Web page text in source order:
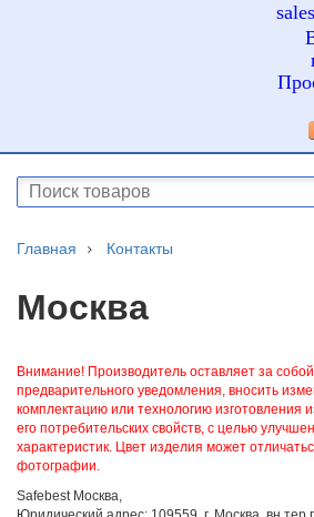
Главная Контакты
Москва
Внимание! Производитель оставляет за
предварительного уведомления, вносить
комплектацию или технологию изготовления
его потребительских свойств, с целью
характеристик. Цвет изделия может
фотографии.
Safebest Москва,